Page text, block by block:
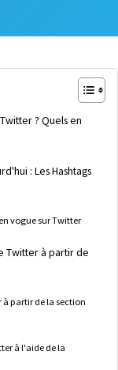
? Quels en
: Les Hashtags
vogue sur Twitter
Twitter à partir de
partir de la section
à l'aide de la